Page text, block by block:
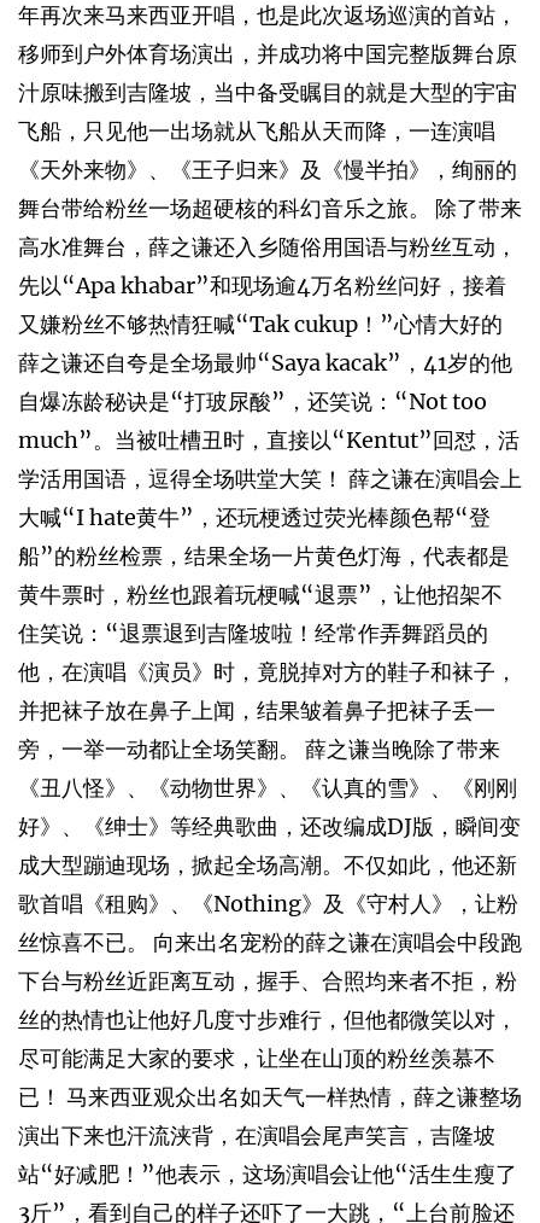
年再次来马来西亚开唱，也是此次返场巡演的首站，
移师到户外体育场演出，并成功将中国完整版舞台原
汁原味搬到吉隆坡，当中备受瞩目的就是大型的宇宙
飞船，只见他一出场就从飞船从天而降，一连演唱
《天外来物》、《王子归来》及《慢半拍》，绚丽的
舞台带给粉丝一场超硬核的科幻音乐之旅。 除了带来
高水准舞台，薛之谦还入乡随俗用国语与粉丝互动，
先以“Apa khabar”和现场逾4万名粉丝问好，接着
又嫌粉丝不够热情狂喊“Tak cukup！”心情大好的
薛之谦还自夸是全场最帅“Saya kacak”，41岁的他
自爆冻龄秘诀是“打玻尿酸”，还笑说：“Not too
much”。当被吐槽丑时，直接以“Kentut”回怼，活
学活用国语，逗得全场哄堂大笑！ 薛之谦在演唱会上
大喊“I hate黄牛”，还玩梗透过荧光棒颜色帮“登
船”的粉丝检票，结果全场一片黄色灯海，代表都是
黄牛票时，粉丝也跟着玩梗喊“退票”，让他招架不
住笑说：“退票退到吉隆坡啦！经常作弄舞蹈员的
他，在演唱《演员》时，竟脱掉对方的鞋子和袜子，
并把袜子放在鼻子上闻，结果皱着鼻子把袜子丢一
旁，一举一动都让全场笑翻。 薛之谦当晚除了带来
《丑八怪》、《动物世界》、《认真的雪》、《刚刚
好》、《绅士》等经典歌曲，还改编成DJ版，瞬间变
成大型蹦迪现场，掀起全场高潮。不仅如此，他还新
歌首唱《租购》、《Nothing》及《守村人》，让粉
丝惊喜不已。 向来出名宠粉的薛之谦在演唱会中段跑
下台与粉丝近距离互动，握手、合照均来者不拒，粉
丝的热情也让他好几度寸步难行，但他都微笑以对，
尽可能满足大家的要求，让坐在山顶的粉丝羡慕不
已！ 马来西亚观众出名如天气一样热情，薛之谦整场
演出下来也汗流浃背，在演唱会尾声笑言，吉隆坡
站“好减肥！”他表示，这场演唱会让他“活生生瘦了
3斤”，看到自己的样子还吓了一大跳，“上台前脸还